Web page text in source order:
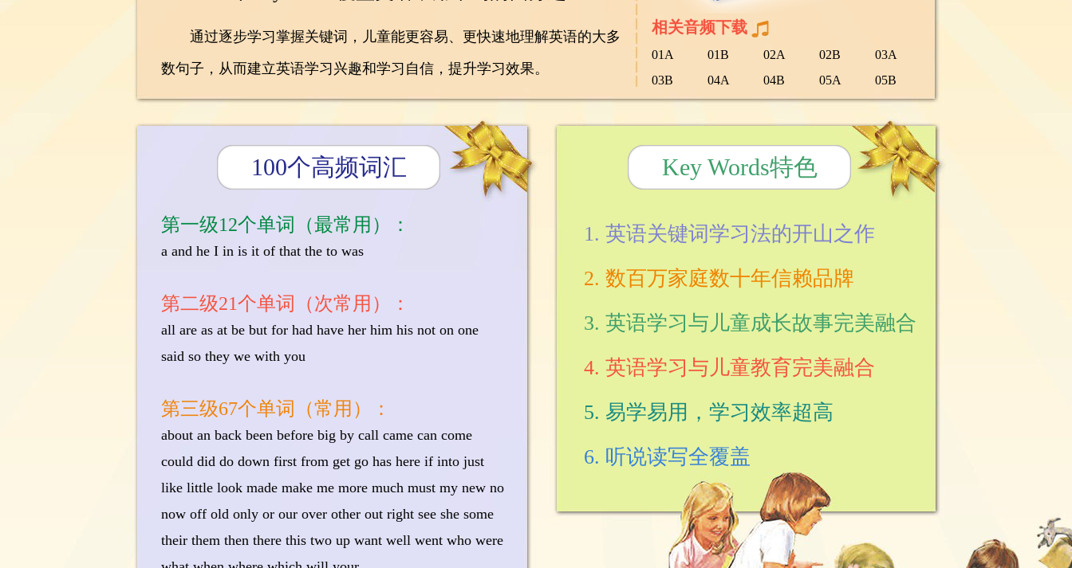
通过逐步学习掌握关键词，儿童能更容易、更快速地理解英语的大多
数句子，从而建立英语学习兴趣和学习自信，提升学习效果。
相关音频下载
01A 01B 02A 02B
03A
03B
04A 04B 05A 05B
100个高频词汇
第一级12个单词（最常用）：
a and he I in is it of that the to was
第二级21个单词（次常用）：
all are as at be but for had have her him his not on one
said so they we with you
第三级67个单词（常用）：
about an back been before big by call came can come
could did do down first from get go has here if into just
like little look made make me more much must my new no
now off old only or our over other out right see she some
their them then there this two up want well went who were
Key Words特色
1. 英语关键词学习法的开山之作
2. 数百万家庭数十年信赖品牌
3. 英语学习与儿童成长故事完美融合
4. 英语学习与儿童教育完美融合
5. 易学易用，学习效率超高
6. 听说读写全覆盖